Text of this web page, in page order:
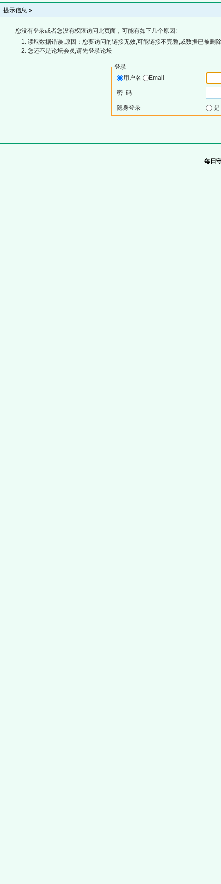
提示信息 »
您没有登录或者您没有权限访问此页面，可能有如下几个原因:
读取数据错误,原因：您要访问的链接无效,可能链接不完整,或数据已被删
您还不是论坛会员,请先登录论坛
登录
用户名
Email
密 码
隐身登录
每日